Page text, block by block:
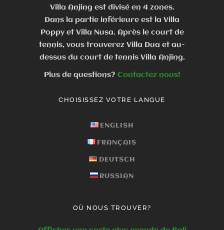
Villa Anjing est divisé en 4 zones.
Dans la partie inférieure est la Villa
Poppy et Villa Nusa. Après le court de
tennis, vous trouverez Villa Dua et au-
dessus du court de tennis Villa Anjing.
Plus de questions? Contactez nous!
CHOISISSEZ VOTRE LANGUE
ENGLISH
FRANÇAIS
DEUTSCH
RUSSIAN
OÙ NOUS TROUVER?